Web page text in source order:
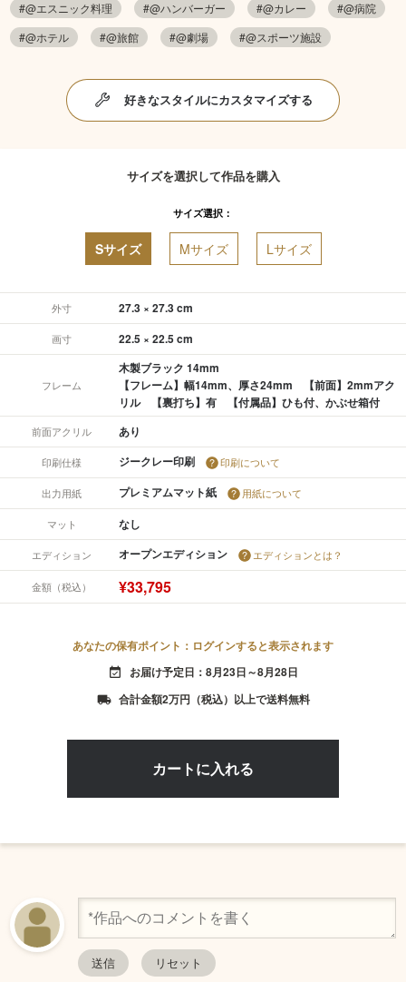
#@エスニック料理
#@ハンバーガー #@カレー
#@病院
#@ホテル
#@旅館 #@劇場 #@スポーツ施設
好きなスタイルにカスタマイズする
サイズを選択して作品を購入
サイズ選択：
Sサイズ Mサイズ Lサイズ
外寸 27.3 × 27.3 cm
画寸 22.5 × 22.5 cm
フレーム
木製ブラック 14mm
【フレーム】幅14mm、厚さ24mm 【前面】2mmアク
リル 【裏打ち】有 【付属品】ひも付、かぶせ箱付
前面アクリル あり
印刷仕様 ジークレー印刷 印刷について
出力用紙 プレミアムマット紙 用紙について
マット なし
エディション オープンエディション エディションとは？
金額（税込） ¥33,795
あなたの保有ポイント：ログインすると表示されます
event_available お届け予定日：8月23日～8月28日
local_shipping 合計金額2万円（税込）以上で送料無料